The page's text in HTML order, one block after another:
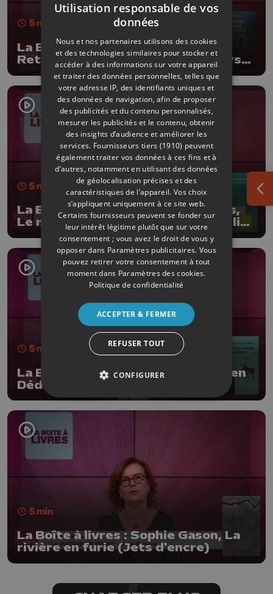
5 min - Publié le 02/06/2026
La Boîte à livres : Robin Michaux,
Retrouver le sens commun (Le Lys
bleu Editions)
5 min - Publié le 26/05/2026
La Boîte à livres : Michel Beaufays,
Le manuel de survie de l'élu en milieu
citoyen (Edition Dominique
Dehareng)
5 min - Publié le 19/05/2026
La Boîte à livres : Christian Janssen
Déderix, La Métamorphose
intérieure (Santana Editeur)
5 min - Publié le 12/05/2026
La Boîte à livres : Sophie Gason, La
rivière en furie (Jets d'encre)
Utilisation responsable de vos
données
Nous et nos partenaires utilisons des cookies
et des technologies similaires pour stocker et
accéder à des informations sur votre appareil
et traiter des données personnelles, telles que
votre adresse IP, des identifiants uniques et
des données de navigation, afin de proposer
des publicités et du contenu personnalisés,
mesurer les publicités et le contenu, obtenir
des insights d’audience et améliorer les
services. Fournisseurs tiers (1910) peuvent
également traiter vos données à ces fins et à
d’autres, notamment en utilisant des données
de géolocalisation précises et des
caractéristiques de l’appareil. Vos choix
s’appliquent uniquement à ce site web.
Certains fournisseurs peuvent se fonder sur
leur intérêt légitime plutôt que sur votre
consentement ; vous avez le droit de vous y
opposer dans Paramètres publicitaires. Vous
pouvez retirer votre consentement à tout
moment dans Paramètres des cookies.
Politique de confidentialité
ACCEPTER & FERMER
REFUSER TOUT
CONFIGURER